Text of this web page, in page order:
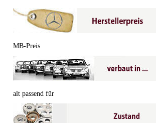
MB-Preis
alt passend für